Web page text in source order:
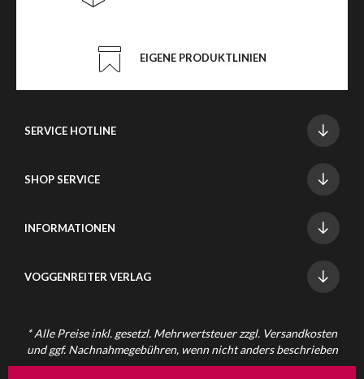
EIGENE PRODUKTLINIEN
SERVICE HOTLINE
SHOP SERVICE
INFORMATIONEN
VOGGENREITER VERLAG
* Alle Preise inkl. gesetzl. Mehrwertsteuer zzgl. Versandkosten
und ggf. Nachnahmegebühren, wenn nicht anders beschrieben